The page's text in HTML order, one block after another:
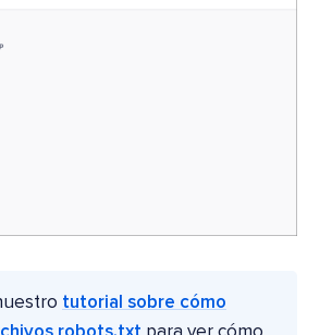
tutorial sobre cómo